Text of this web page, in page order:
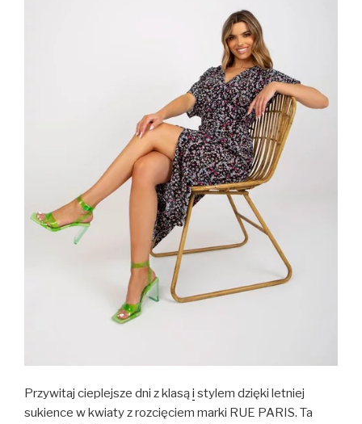
Przywitaj cieplejsze dni z klasąi stylem dzięki letniej
sukience w kwiaty z rozcięciem marki RUE PARIS. Ta